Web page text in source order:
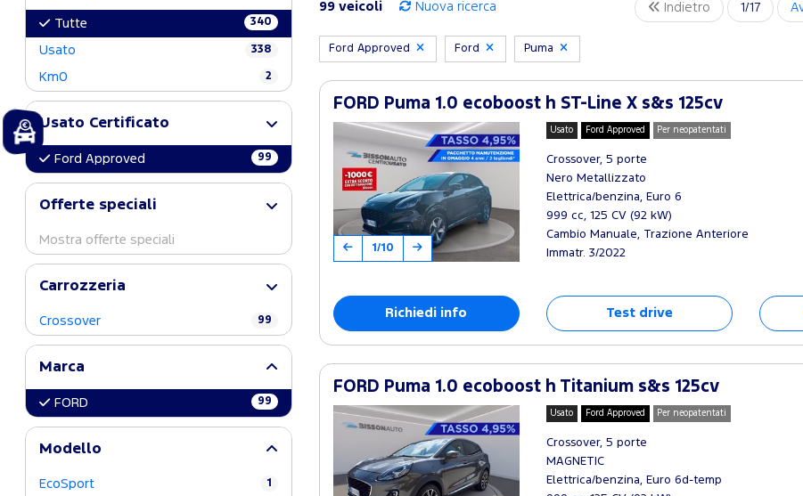
Tutte 340
Usato 338
Km0 2
Usato Certificato
Ford Approved 99
Offerte speciali
Mostra offerte speciali
Carrozzeria
Crossover 99
Marca
FORD 99
Modello
EcoSport 1
99 veicoli Nuova ricerca Indietro 1/17
Ford Approved Ford Puma
FORD Puma 1.0 ecoboost h ST-Line X s&s 125cv
1/10
Usato Ford Approved Per neopatentati
Crossover, 5 porte
Nero Metallizzato
Elettrica/benzina, Euro 6
999 cc, 125 CV (92 kW)
Cambio Manuale, Trazione Anteriore
Immatr. 3/2022
Richiedi info Test drive
FORD Puma 1.0 ecoboost h Titanium s&s 125cv
Usato Ford Approved Per neopatentati
Crossover, 5 porte
MAGNETIC
Elettrica/benzina, Euro 6d-temp